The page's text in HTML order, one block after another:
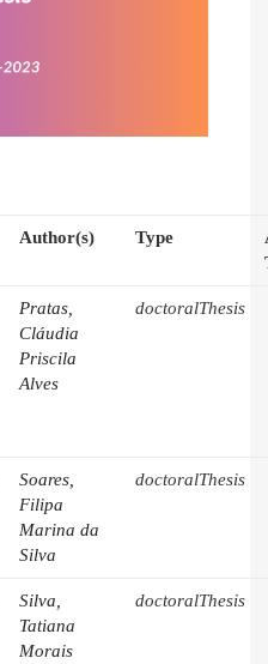
Author(s) Type
Pratas,
Cláudia
Priscila
Alves
doctoralThesis
Soares,
Filipa
Marina da
Silva
doctoralThesis
Silva,
Tatiana
Morais
doctoralThesis